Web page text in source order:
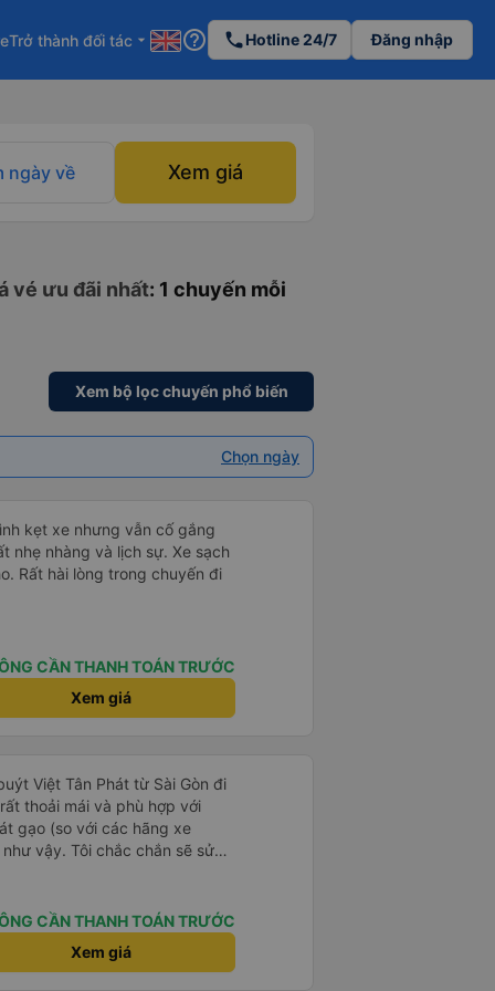
Trở thành đối tác arrow_drop_down help_outline phoneHotline 24/7 Đăng nhập
ngày về Xem giá
vé ưu đãi nhất: 1 chuyến mỗi
Xem bộ lọc chuyến phổ biến
Chọn ngày
kẹt xe nhưng vẫn cố gắng
nhẹ nhàng và lịch sự. Xe sạch
Rất hài lòng trong chuyến đi
CẦN THANH TOÁN TRƯỚC
Xem giá
Việt Tân Phát từ Sài Gòn đi
thoải mái và phù hợp với
gạo (so với các hãng xe
vậy. Tôi chắc chắn sẽ sử
CẦN THANH TOÁN TRƯỚC
Xem giá